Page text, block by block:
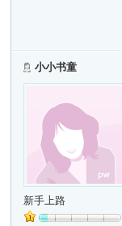
小小书童
新手上路